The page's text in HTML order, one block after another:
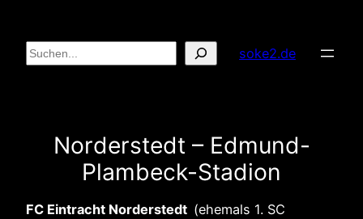
Inhalt
springen
Suchen soke2.de
Norderstedt – Edmund-
Plambeck-Stadion
FC Eintracht Norderstedt (ehemals 1. SC